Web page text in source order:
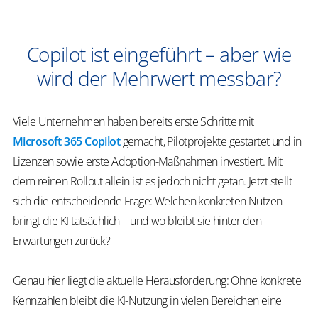
Copilot ist eingeführt – aber wie
wird der Mehrwert messbar?
Viele Unternehmen haben bereits erste Schritte mit
Microsoft 365 Copilotgemacht, Pilotprojekte gestartet und in
Lizenzen sowie erste Adoption-Maßnahmen investiert. Mit
dem reinen Rollout allein ist es jedoch nicht getan. Jetzt stellt
sich die entscheidende Frage: Welchen konkreten Nutzen
bringt die KI tatsächlich – und wo bleibt sie hinter den
Erwartungen zurück?
Genau hier liegt die aktuelle Herausforderung: Ohne konkrete
Kennzahlen bleibt die KI-Nutzung in vielen Bereichen eine